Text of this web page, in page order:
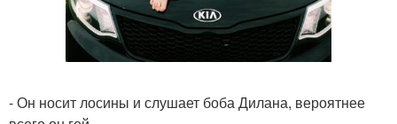
- Он носит лосины и слушает боба Дилана, вероятнее